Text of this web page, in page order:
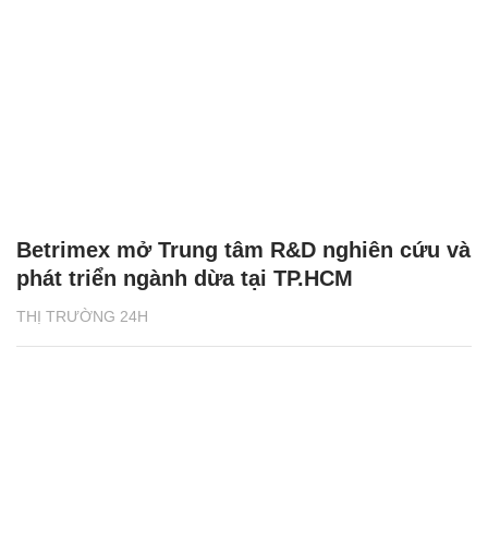
THỊ TRƯỜNG 24H
Betrimex mở Trung tâm R&D nghiên cứu và
phát triển ngành dừa tại TP.HCM